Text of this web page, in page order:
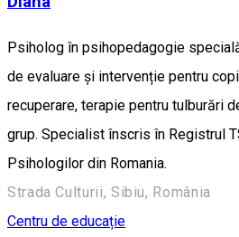
Psiholog în psihopedagogie
de evaluare și intervenție pentru
recuperare, terapie pentru tulburări
grup. Specialist înscris în Registrul
Psihologilor din Romania.
Strada Culturii, Sibiu, România
Centru de educație